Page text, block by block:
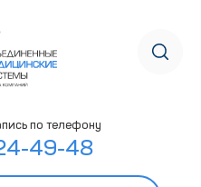
по телефону
49-48